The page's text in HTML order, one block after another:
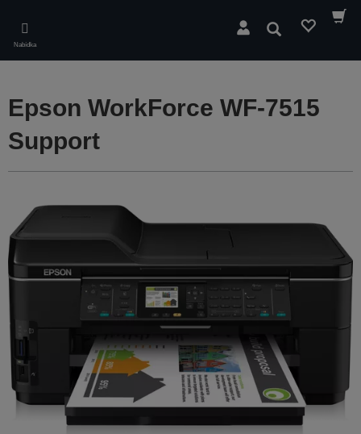
main
content
Nabídka
Hledat
Epson WorkForce WF-7515
Support